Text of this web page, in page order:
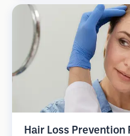
Hair Loss Prevention